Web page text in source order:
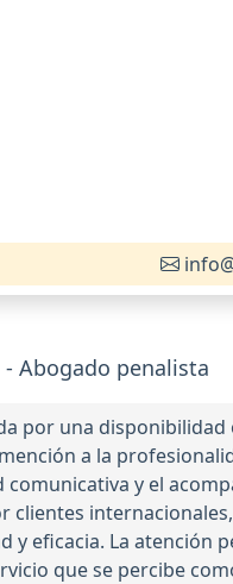
Abogado penalista
por una
a la
y el
eficacia. La atención
que se percibe